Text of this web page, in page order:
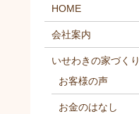
HOME
会社案内
いせわきの家づくり
お客様の声
お金のはなし